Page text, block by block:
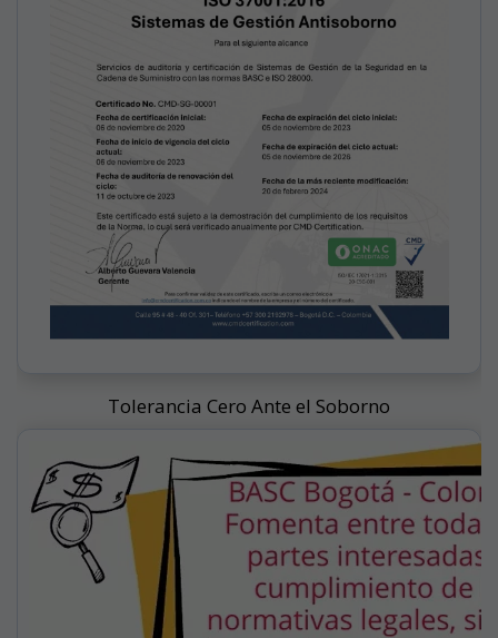
Tolerancia Cero Ante el Soborno